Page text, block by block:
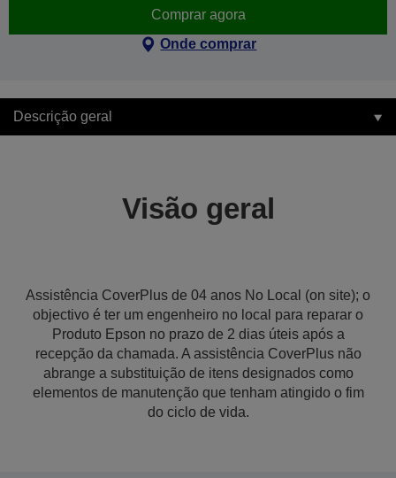
Comprar agora
Onde comprar
Descrição geral
Visão geral
Assistência CoverPlus de 04 anos No Local (on site); o
objectivo é ter um engenheiro no local para reparar o
Produto Epson no prazo de 2 dias úteis após a
recepção da chamada. A assistência CoverPlus não
abrange a substituição de itens designados como
elementos de manutenção que tenham atingido o fim
do ciclo de vida.